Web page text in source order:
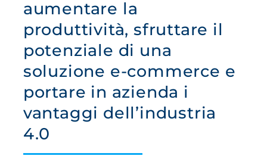
aumentare la
produttività, sfruttare il
potenziale di una
soluzione e-commerce e
portare in azienda i
vantaggi dell’industria
4.0